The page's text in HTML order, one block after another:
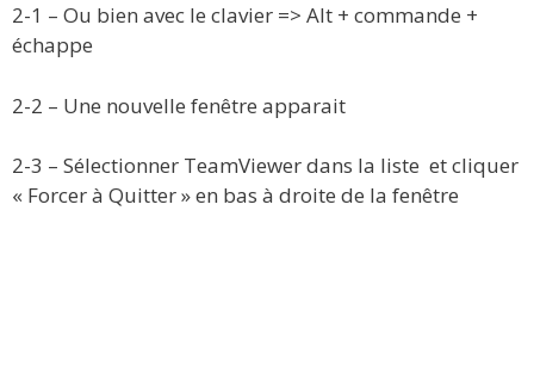
2-1 – Ou bien avec le clavier => Alt + commande +
échappe
2-2 – Une nouvelle fenêtre apparait
2-3 – Sélectionner TeamViewer dans la liste et cliquer
« Forcer à Quitter » en bas à droite de la fenêtre